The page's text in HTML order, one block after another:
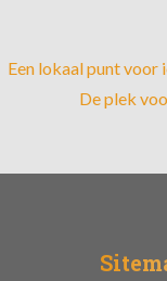
Een lokaal punt voor
De plek